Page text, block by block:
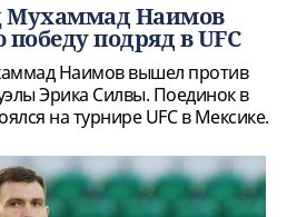
Мухаммад Наимов
подряд в UFC
Наимов вышел против
Эрика Силвы. Поединок в
на турнире UFC в Мексике.